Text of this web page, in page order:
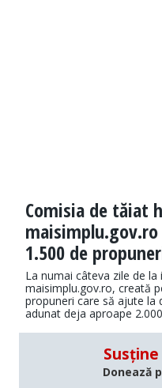
Comisia de tăiat
1.500 de
La numai câteva zile de
maisimplu.gov.ro, creată
propuneri care să ajute la
adunat deja aproape
Donează